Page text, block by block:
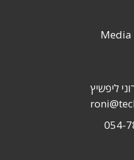
ליפשיץ
054-